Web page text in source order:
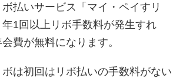
払いサービス「マイ・ペイすリ
1回以上リボ手数料が発生すれ
費が無料になります。
は初回はリボ払いの手数料がない